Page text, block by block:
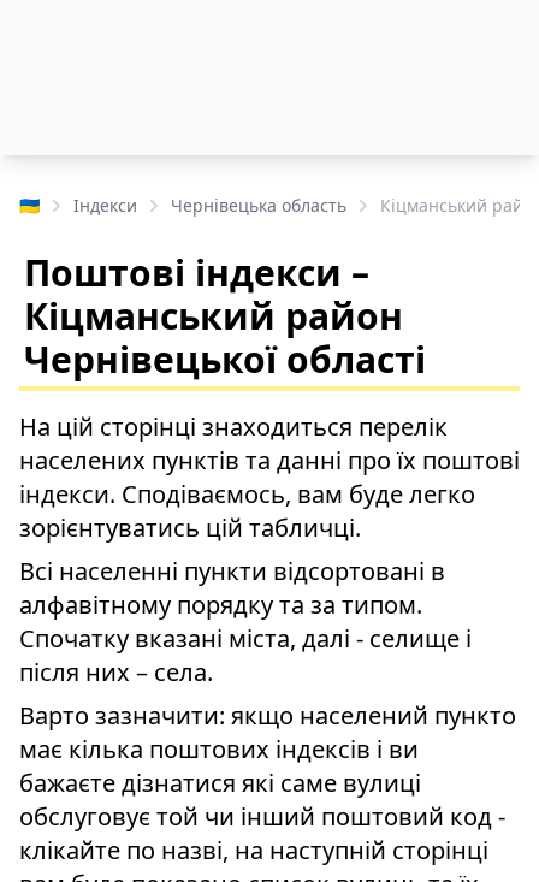
🇺🇦 Індекси Чернівецька область Кіцманський
Поштові індекси –
Кіцманський район
Чернівецької області
На цій сторінці знаходиться перелік
населених пунктів та данні про їх поштові
індекси. Сподіваємось, вам буде легко
зорієнтуватись цій табличці.
Всі населенні пункти відсортовані в
алфавітному порядку та за типом.
Спочатку вказані міста, далі - селище і
після них – села.
Варто зазначити: якщо населений пункто
має кілька поштових індексів і ви
бажаєте дізнатися які саме вулиці
обслуговує той чи інший поштовий код -
клікайте по назві, на наступній сторінці